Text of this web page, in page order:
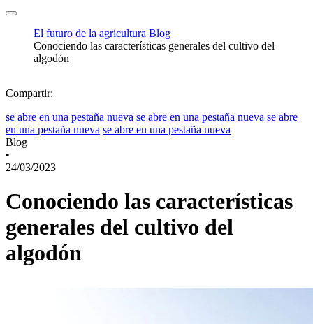
El futuro de la agricultura Blog
Conociendo las características generales del cultivo del
algodón
Compartir:
se abre en una pestaña nueva se abre en una pestaña nueva se abre
en una pestaña nueva se abre en una pestaña nueva
Blog
•
24/03/2023
Conociendo las características
generales del cultivo del
algodón